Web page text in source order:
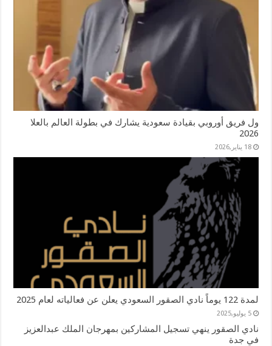
ول فريق أوروبي بقيادة سعودية يشارك في بطولة العالم بالعلا
2026
18 يناير,2026
لمدة 122 يوماً نادي الصقور السعودي يعلن عن فعالياته لعام 2025
5 يوليو,2025
نادي الصقور ينهي تسجيل المشاركين بمهرجان الملك عبدالعزيز
في جدة